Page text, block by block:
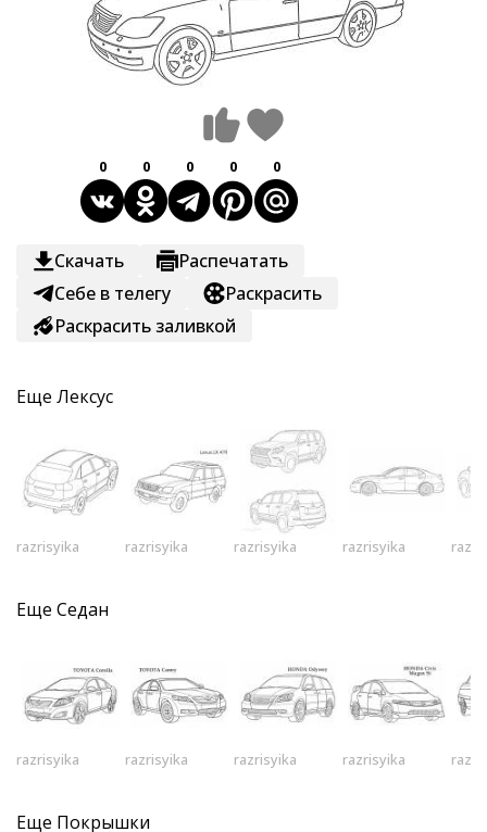
0 0 0 0 0
Скачать
Распечатать
Себе в телегу
Раскрасить
Раскрасить заливкой
Еще Лексус
razrisyika razrisyika razrisyika razrisyika
Еще Седан
razrisyika razrisyika razrisyika razrisyika
Еще Покрышки